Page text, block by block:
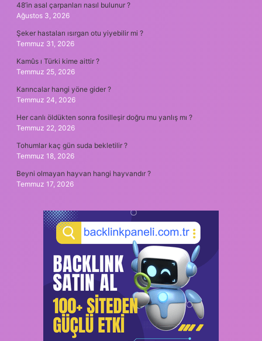
48’in asal çarpanları nasıl bulunur ?
Ağustos 3, 2026
Şeker hastaları ısırgan otu yiyebilir mi ?
Temmuz 31, 2026
Kamûs ı Türki kime aittir ?
Temmuz 25, 2026
Karıncalar hangi yöne gider ?
Temmuz 24, 2026
Her canlı öldükten sonra fosilleşir doğru mu yanlış mı ?
Temmuz 22, 2026
Tohumlar kaç gün suda bekletilir ?
Temmuz 18, 2026
Beyni olmayan hayvan hangi hayvandır ?
Temmuz 17, 2026